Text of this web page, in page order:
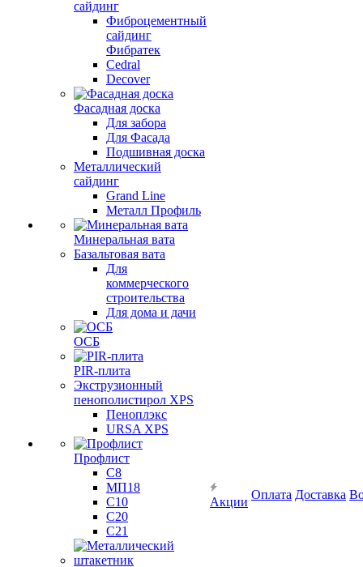
сайдинг
Фиброцементный
сайдинг
Фибратек
Cedral
Decover
Фасадная доска
Для забора
Для Фасада
Подшивная доска
Металлический
сайдинг
Grand Line
Металл Профиль
Минеральная вата
Базальтовая вата
Для
коммерческого
строительства
Для дома и дачи
ОСБ
PIR-плита
Экструзионный
пенополистирол XPS
Пеноплэкс
URSA XPS
Профлист
С8
МП18
С10
С20
С21
Акции
Оплата Доставка